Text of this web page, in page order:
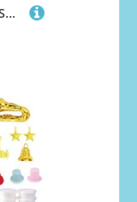
Creall Supersoft Knetmasse Sortiment, Rot, Grün, Blau, Gelb, Weiß, 1750g Eimer | Superweiche, dauerhafte Modelliermasse | Auf Wachsbasis, trocknet nicht aus | Für Kinder & Erwachsene | Made in Holland